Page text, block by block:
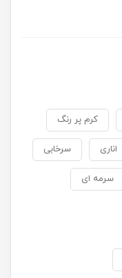
کرم پر رنگ
اناری سرخابی
سرمه ای